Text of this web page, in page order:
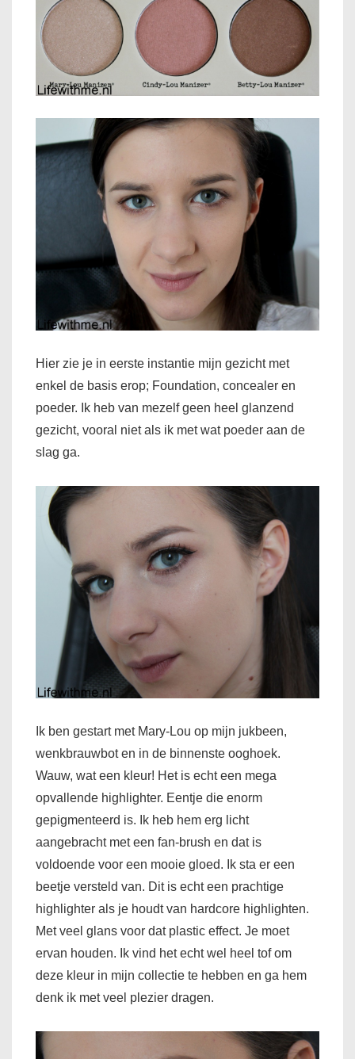
Hier zie je in eerste instantie mijn gezicht met
enkel de basis erop; Foundation, concealer en
poeder. Ik heb van mezelf geen heel glanzend
gezicht, vooral niet als ik met wat poeder aan de
slag ga.
Ik ben gestart met Mary-Lou op mijn jukbeen,
wenkbrauwbot en in de binnenste ooghoek.
Wauw, wat een kleur! Het is echt een mega
opvallende highlighter. Eentje die enorm
gepigmenteerd is. Ik heb hem erg licht
aangebracht met een fan-brush en dat is
voldoende voor een mooie gloed. Ik sta er een
beetje versteld van. Dit is echt een prachtige
highlighter als je houdt van hardcore highlighten.
Met veel glans voor dat plastic effect. Je moet
ervan houden. Ik vind het echt wel heel tof om
deze kleur in mijn collectie te hebben en ga hem
denk ik met veel plezier dragen.